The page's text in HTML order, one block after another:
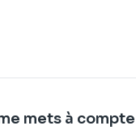
se fatiguent.
mets à